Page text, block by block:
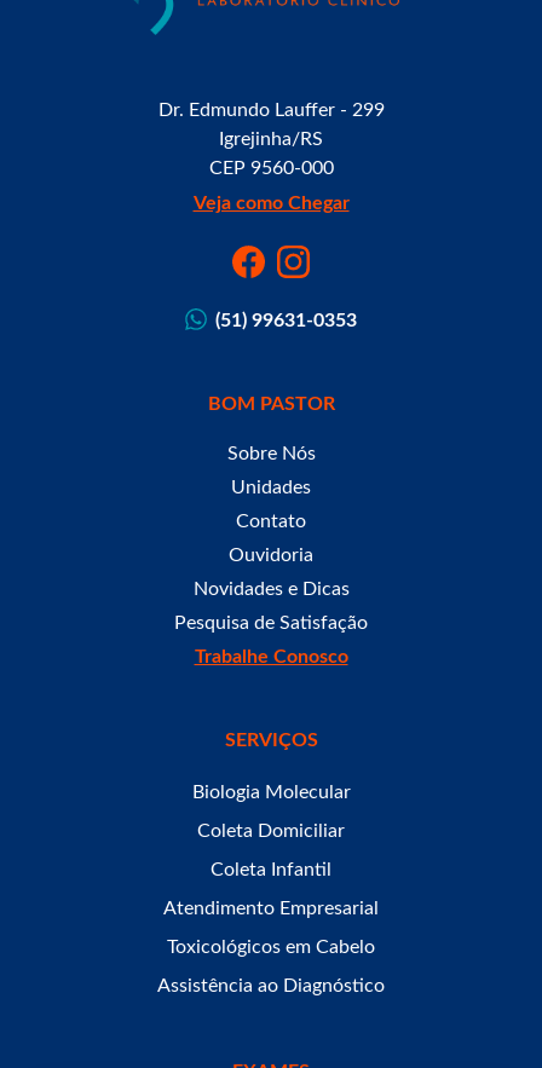
Dr. Edmundo Lauffer - 299
Igrejinha/RS
CEP 9560-000
Veja como Chegar
(51) 99631-0353
BOM PASTOR
Sobre Nós
Unidades
Contato
Ouvidoria
Novidades e Dicas
Pesquisa de Satisfação
Trabalhe Conosco
SERVIÇOS
Biologia Molecular
Coleta Domiciliar
Coleta Infantil
Atendimento Empresarial
Toxicológicos em Cabelo
Assistência ao Diagnóstico